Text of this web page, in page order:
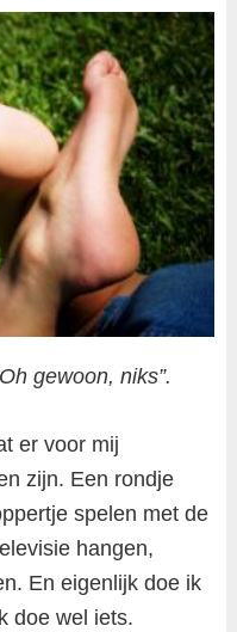
gewoon, niks”.
er voor mij
zijn. Een rondje
spelen met de
hangen,
En eigenlijk doe ik
doe wel iets.